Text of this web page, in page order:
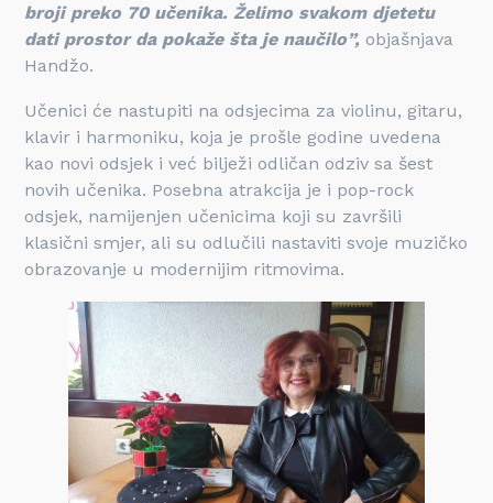
broji preko 70 učenika. Želimo svakom djetetu
dati prostor da pokaže šta je naučilo”, objašnjava
Handžo.
Učenici će nastupiti na odsjecima za violinu, gitaru,
klavir i harmoniku, koja je prošle godine uvedena
kao novi odsjek i već bilježi odličan odziv sa šest
novih učenika. Posebna atrakcija je i pop-rock
odsjek, namijenjen učenicima koji su završili
klasični smjer, ali su odlučili nastaviti svoje muzičko
obrazovanje u modernijim ritmovima.